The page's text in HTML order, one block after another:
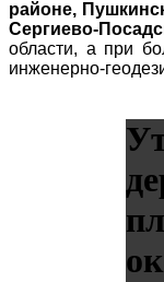
районе,
Сергиево-
области, а при
инженерно-